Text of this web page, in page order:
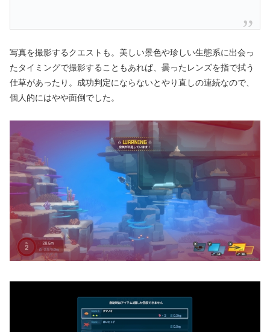
写真を撮影するクエストも。美しい景色や珍しい生態系に出会っ
たタイミングで撮影することもあれば、曇ったレンズを指で拭う
仕草があったり。成功判定にならないとやり直しの連続なので、
個人的にはやや面倒でした。